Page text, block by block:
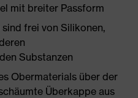
mit breiter Passform
frei von Silikonen,
Substanzen
Obermaterials über der
Überkappe aus